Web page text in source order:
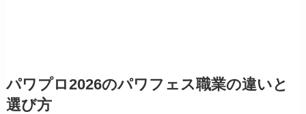
パワプロ2026のパワフェス職業の違いと
選び方